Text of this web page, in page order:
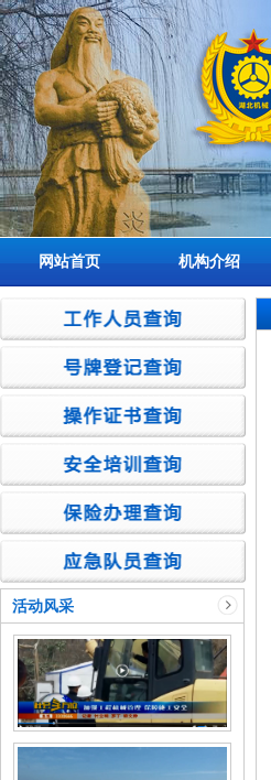
网站首页 机构介绍
活动风采